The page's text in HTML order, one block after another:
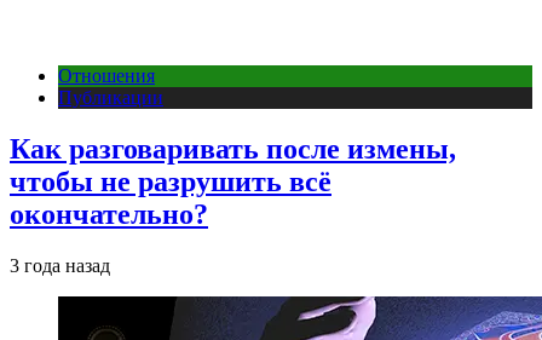
Отношения
Публикации
Как разговаривать после измены,
чтобы не разрушить всё
окончательно?
3 года назад